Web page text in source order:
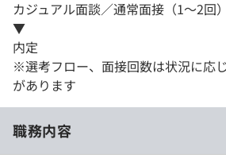
カジュアル面談／通常面接（1～2回）
▼
内定
※選考フロー、面接回数は状況に応
があります
職務内容